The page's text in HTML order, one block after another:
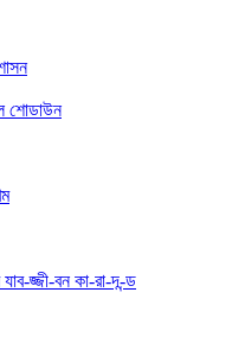
শোডাউন
জ্জী-বন কা-রা-দ-ন্ড